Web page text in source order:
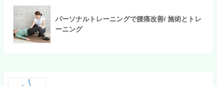
パーソナルトレーニングで腰痛改善/ 施術とトレ
ーニング